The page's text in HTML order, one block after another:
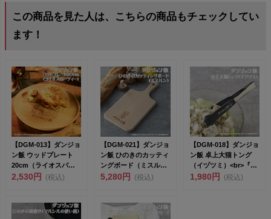
この商品を見た人は、こちらの商品もチェックしてい
ます！
【DGM-013】ダンジョ
ン飯 ウッドプレート
20cm（ライオスパー
ティー）<...
2,530円 (税込)
【DGM-021】ダンジョ
ン飯 ひのきのカッティ
ングボード（ミスル
ン）<br&...
5,280円 (税込)
【DGM-018】ダンジョ
ン飯 卓上大猫トング
（イヅツミ）<br>『ダ
ン...
1,980円 (税込)